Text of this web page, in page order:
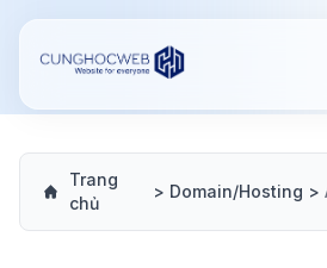
Trang
chủ
> Domain/Hosting >